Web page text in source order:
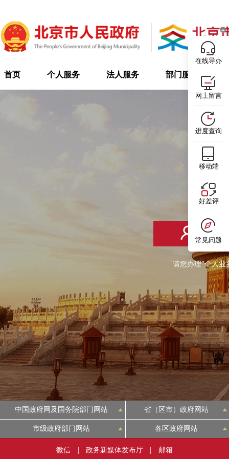
首页 个人服务 法人服务 部门服务
在线导办
网上留言
进度查询
移动端
好差评
常见问题
个人登
请您办理"个人业
中国政府网及国务院部门网站 省（区市）政府网站
市级政府部门网站 各区政府网站
微信 政务新媒体发布厅 邮箱